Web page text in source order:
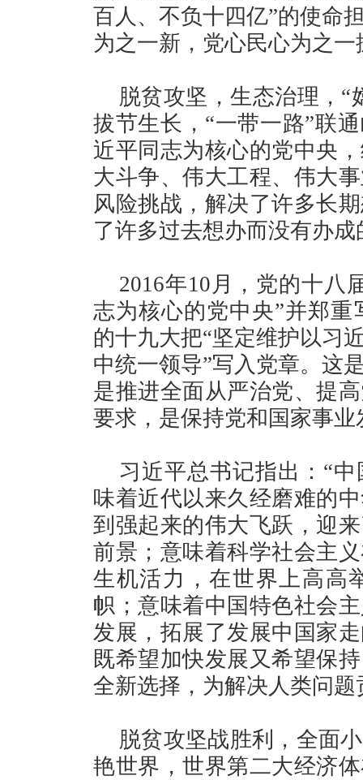
百人、不负十四亿”的使命
为之一新，党心民心为之一
脱贫攻坚，生态治理，“
拔节生长，“一带一路”联
近平同志为核心的党中央
大斗争、伟大工程、伟大
风险挑战，解决了许多长
了许多过去想办而没有办成
2016年10月，党的十八
志为核心的党中央”并郑重
的十九大把“坚定维护以习
中统一领导”写入党章。这
是推进全面从严治党、提
要求，是保持党和国家事
习近平总书记指出：“
味着近代以来久经磨难的
到强起来的伟大飞跃，迎
前景；意味着科学社会主
生机活力，在世界上高高
帜；意味着中国特色社会
发展，拓展了发展中国家
既希望加快发展又希望保
全新选择，为解决人类问
脱贫攻坚战胜利，全面
艳世界，世界第二大经济